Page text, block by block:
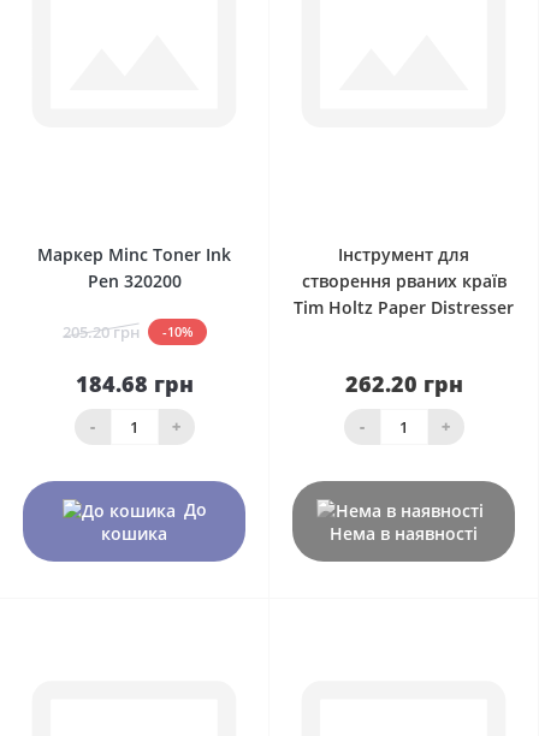
Маркер Minc Toner Ink
Pen 320200
205.20 грн -10%
184.68 грн
- +
До
кошика
Інструмент для
створення рваних країв
Tim Holtz Paper Distresser
262.20 грн
- +
Нема в наявності